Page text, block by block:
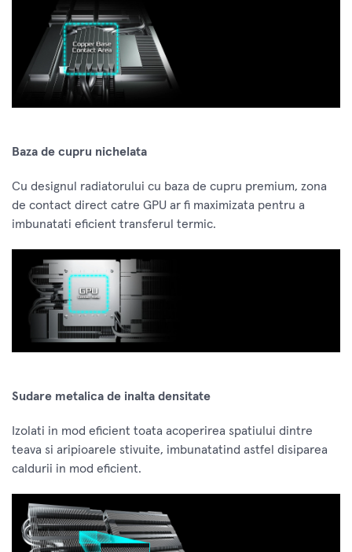
Baza de cupru nichelata
Cu designul radiatorului cu baza de cupru premium, zona
de contact direct catre GPU ar fi maximizata pentru a
imbunatati eficient transferul termic.
Sudare metalica de inalta densitate
Izolati in mod eficient toata acoperirea spatiului dintre
teava si aripioarele stivuite, imbunatatind astfel disiparea
caldurii in mod eficient.